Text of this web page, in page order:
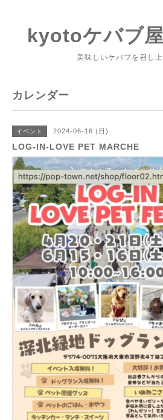
kyotoケバブ
美味しいケバブを召し
カレンダー
イベント 2024-06-16 (日)
LOG-IN-LOVE PET MARCHE